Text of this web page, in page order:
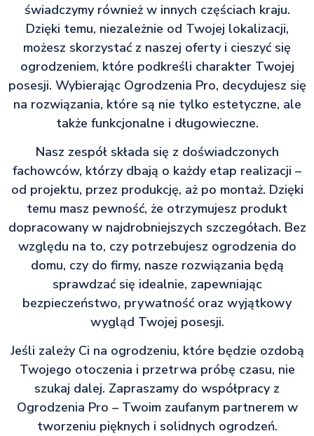
świadczymy również w innych częściach kraju.
Dzięki temu, niezależnie od Twojej lokalizacji,
możesz skorzystać z naszej oferty i cieszyć się
ogrodzeniem, które podkreśli charakter Twojej
posesji. Wybierając Ogrodzenia Pro, decydujesz się
na rozwiązania, które są nie tylko estetyczne, ale
także funkcjonalne i długowieczne.
Nasz zespół składa się z doświadczonych
fachowców, którzy dbają o każdy etap realizacji –
od projektu, przez produkcję, aż po montaż. Dzięki
temu masz pewność, że otrzymujesz produkt
dopracowany w najdrobniejszych szczegółach. Bez
względu na to, czy potrzebujesz ogrodzenia do
domu, czy do firmy, nasze rozwiązania będą
sprawdzać się idealnie, zapewniając
bezpieczeństwo, prywatność oraz wyjątkowy
wygląd Twojej posesji.
Jeśli zależy Ci na ogrodzeniu, które będzie ozdobą
Twojego otoczenia i przetrwa próbę czasu, nie
szukaj dalej. Zapraszamy do współpracy z
Ogrodzenia Pro – Twoim zaufanym partnerem w
tworzeniu pięknych i solidnych ogrodzeń.